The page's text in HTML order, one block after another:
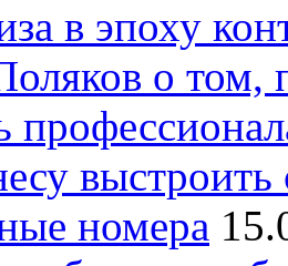
в эпоху
о том,
номера